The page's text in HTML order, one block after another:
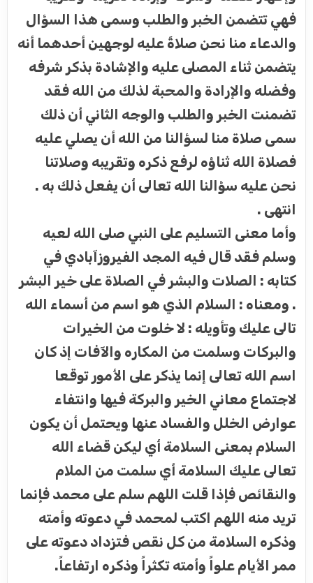
فهي تتضمن الخبر والطلب وسمى هذا السؤال
والدعاء منا نحن صلاةً عليه لوجهين أحدهما أنه
يتضمن ثناء المصلى عليه والإشادة بذكر شرفه
وفضله والإرادة والمحبة لذلك من الله فقد
تضمنت الخبر والطلب والوجه الثاني أن ذلك
سمى صلاة منا لسؤالنا من الله أن يصلي عليه
فصلاة الله ثناؤه لرفع ذكره وتقريبه وصلاتنا
نحن عليه سؤالنا الله تعالى أن يفعل ذلك به .
انتهى .
وأما معنى التسليم على النبي صلى الله لعيه
وسلم فقد قال فيه المجد الفيروزآبادي في
كتابه : الصلات والبشر في الصلاة على خير البشر
. ومعناه : السلام الذي هو اسم من أسماء الله
تالى عليك وتأويله : لا خلوت من الخيرات
والبركات وسلمت من المكاره والآفات إذ كان
اسم الله تعالى إنما يذكر على الأمور توقعا
لاجتماع معاني الخير والبركة فيها وانتفاء
عوارض الخلل والفساد عنها ويحتمل أن يكون
السلام بمعنى السلامة أي ليكن قضاء الله
تعالى عليك السلامة أي سلمت من الملام
والنقائص فإذا قلت اللهم سلم على محمد فإنما
تريد منه اللهم اكتب لمحمد في دعوته وأمته
وذكره السلامة من كل نقص فتزداد دعوته على
ممر الأيام علواً وأمته تكثراً وذكره ارتفاعاً.